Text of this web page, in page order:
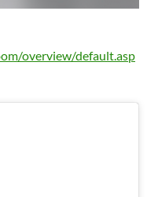
overview/default.asp